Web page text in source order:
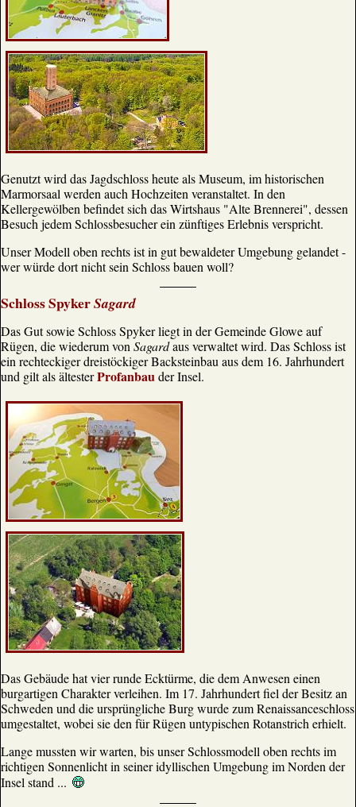
Genutzt wird das Jagdschloss heute als Museum, im historischen
Marmorsaal werden auch Hochzeiten veranstaltet. In den
Kellergewölben befindet sich das Wirtshaus "Alte Brennerei", dessen
Besuch jedem Schlossbesucher ein zünftiges Erlebnis verspricht.
Unser Modell oben rechts ist in gut bewaldeter Umgebung gelandet -
wer würde dort nicht sein Schloss bauen woll?
Schloss SpykerSagard
Das Gut sowie Schloss Spyker liegt in der Gemeinde Glowe auf
Rügen, die wiederum von Sagardaus verwaltet wird. Das Schloss ist
ein rechteckiger dreistöckiger Backsteinbau aus dem 16. Jahrhundert
und gilt als ältesterProfanbau der Insel.
Das Gebäude hat vier runde Ecktürme, die dem Anwesen einen
burgartigen Charakter verleihen. Im 17. Jahrhundert fiel der Besitz an
Schweden und die ursprüngliche Burg wurde zum Renaissanceschloss
umgestaltet, wobei sie den für Rügen untypischen Rotanstrich erhielt.
Lange mussten wir warten, bis unser Schlossmodell oben rechts im
richtigen Sonnenlicht in seiner idyllischen Umgebung im Norden der
Insel stand ...